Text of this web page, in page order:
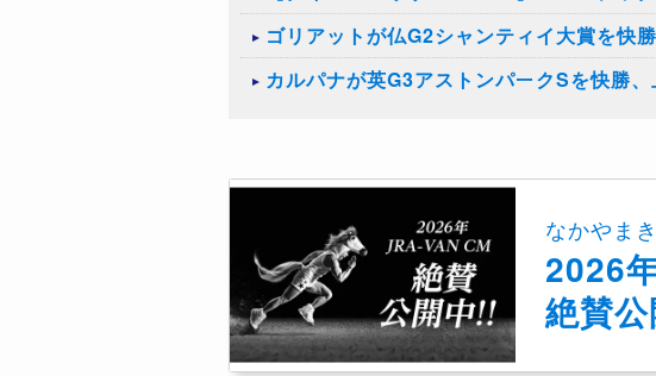
ゴリアットが仏G2シャンティイ大賞を快
カルパナが英G3アストンパークSを快勝
なかやま
2026
絶賛公